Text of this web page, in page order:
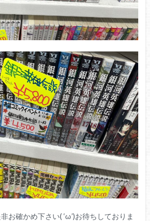
お確かめ下さい( ‘ω’)お待ちしておりま